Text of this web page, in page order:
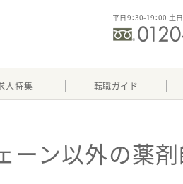
平日9：30-19：00 土
人特集 転職ガイド
ーン以外の薬